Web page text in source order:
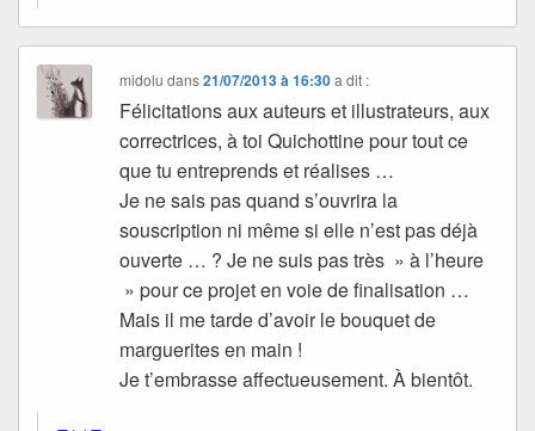
midolu dans21/07/2013 à 16:30 a dit :
Félicitations aux auteurs et illustrateurs, aux
correctrices, à toi Quichottine pour tout ce
que tu entreprends et réalises …
Je ne sais pas quand s’ouvrira la
souscription ni même si elle n’est pas déjà
ouverte … ? Je ne suis pas très » à l’heure
» pour ce projet en voie de finalisation …
Mais il me tarde d’avoir le bouquet de
marguerites en main !
Je t’embrasse affectueusement. À bientôt.